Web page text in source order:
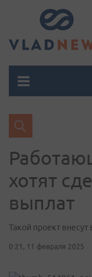
хотят
выплат
Такой проект
0:21, 11 февраля 2025